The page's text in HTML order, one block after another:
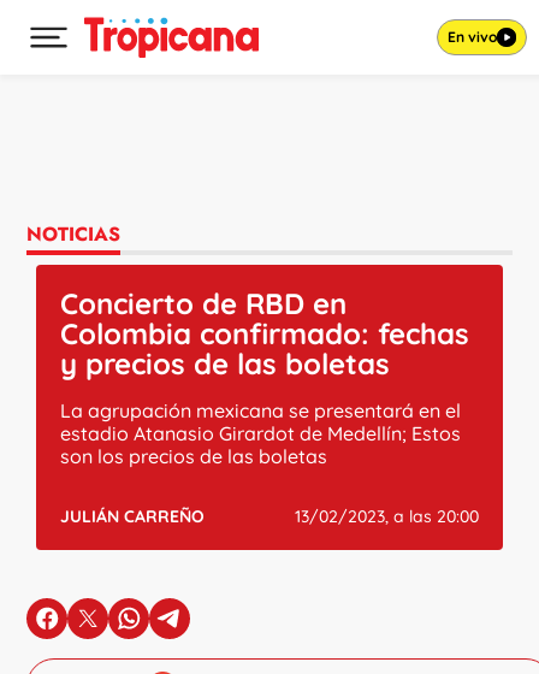
Desplegar menú principal En vivo
NOTICIAS
Concierto de RBD en
Colombia confirmado: fechas
y precios de las boletas
La agrupación mexicana se presentará en el
estadio Atanasio Girardot de Medellín; Estos
son los precios de las boletas
JULIÁN CARREÑO 13/02/2023, a las 20:00
en Facebook
en Xen Whatsapp
en Telegram